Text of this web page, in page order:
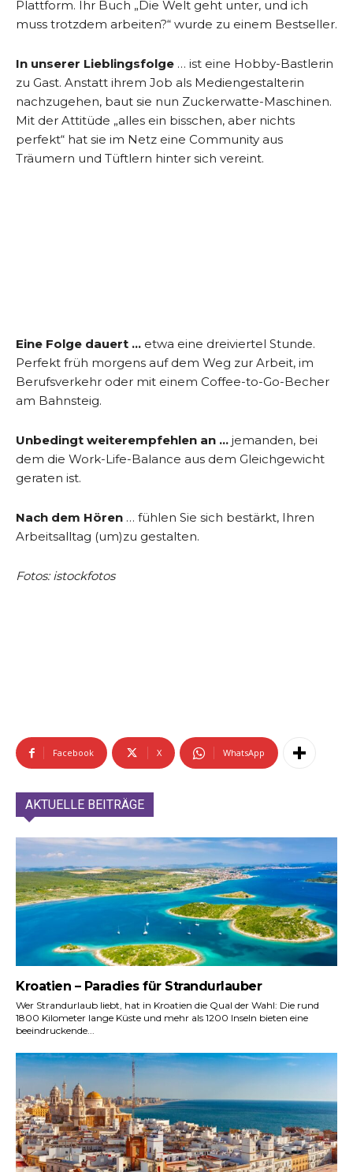
Plattform. Ihr Buch „Die Welt geht unter, und ich
muss trotzdem arbeiten?“ wurde zu einem Bestseller.
In unserer Lieblingsfolge … ist eine Hobby-Bastlerin
zu Gast. Anstatt ihrem Job als Mediengestalterin
nachzugehen, baut sie nun Zuckerwatte-Maschinen.
Mit der Attitüde „alles ein bisschen, aber nichts
perfekt“ hat sie im Netz eine Community aus
Träumern und Tüftlern hinter sich vereint.
Eine Folge dauert … etwa eine dreiviertel Stunde.
Perfekt früh morgens auf dem Weg zur Arbeit, im
Berufsverkehr oder mit einem Coffee-to-Go-Becher
am Bahnsteig.
Unbedingt weiterempfehlen an … jemanden, bei
dem die Work-Life-Balance aus dem Gleichgewicht
geraten ist.
Nach dem Hören … fühlen Sie sich bestärkt, Ihren
Arbeitsalltag (um)zu gestalten.
Fotos: istockfotos
Facebook X WhatsApp
AKTUELLE BEITRÄGE
Kroatien – Paradies für Strandurlauber
Wer Strandurlaub liebt, hat in Kroatien die Qual der Wahl: Die rund
1800 Kilometer lange Küste und mehr als 1200 Inseln bieten eine
beeindruckende...